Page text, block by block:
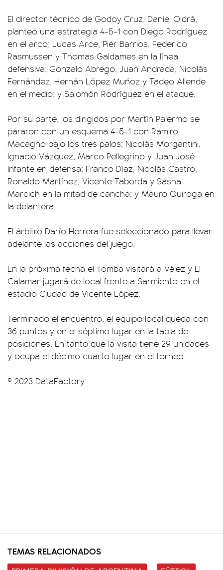
El director técnico de Godoy Cruz, Daniel Oldrá,
planteó una estrategia 4-5-1 con Diego Rodríguez
en el arco; Lucas Arce, Pier Barrios, Federico
Rasmussen y Thomas Galdames en la línea
defensiva; Gonzalo Abrego, Juan Andrada, Nicolás
Fernández, Hernán López Muñoz y Tadeo Allende
en el medio; y Salomón Rodríguez en el ataque.
Por su parte, los dirigidos por Martín Palermo se
pararon con un esquema 4-5-1 con Ramiro
Macagno bajo los tres palos; Nicolás Morgantini,
Ignacio Vázquez, Marco Pellegrino y Juan José
Infante en defensa; Franco Díaz, Nicolás Castro,
Ronaldo Martínez, Vicente Taborda y Sasha
Marcich en la mitad de cancha; y Mauro Quiroga en
la delantera.
El árbitro Darío Herrera fue seleccionado para llevar
adelante las acciones del juego.
En la próxima fecha el Tomba visitará a Vélez y El
Calamar jugará de local frente a Sarmiento en el
estadio Ciudad de Vicente López.
Terminado el encuentro, el equipo local queda con
36 puntos y en el séptimo lugar en la tabla de
posiciones. En tanto que la visita tiene 29 unidades
y ocupa el décimo cuarto lugar en el torneo.
© 2023 DataFactory
TEMAS RELACIONADOS